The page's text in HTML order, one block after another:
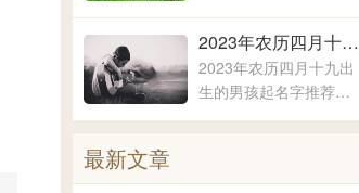
子峻、禹泽、云凯、露
涵、云轩、文瀚、彦
君、嘉林、霄云、子
栋、亦心、梓玉、洛
2023年农历四月十九出生的男孩起名字推荐 兔年男孩名字2023年名字大全
2023年农历四月十九出
生的男孩起名字推荐：
锡泉、茗涵、恒彬、家
最新文章